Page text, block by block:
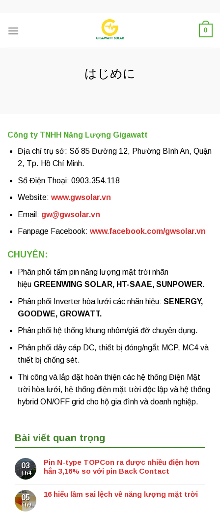
content
0
はじめに
Công ty TNHH Năng Lượng Gigawatt
Địa chỉ trụ sở: Số 85 Đường 12, Phường Bình An, Quận
2, Tp. Hồ Chí Minh.
Số Điện Thoại: 0903.354.118
Website: www.gwsolar.vn
Email: gw@gwsolar.vn
Fanpage Facebook: www.facebook.com/gwsolar.vn
CHUYÊN:
Phân phối tấm pin năng lượng mặt trời nhãn
hiệu GREENWING SOLAR, HT-SAAE, SUNPOWER.
Phân phối Inverter hòa lưới các nhãn hiệu: SENERGY,
GOODWE, GROWATT.
Phân phối hệ thống khung nhôm/giá đỡ chuyên dụng.
Phân phối dây cáp DC, thiết bị đóng/ngắt MCP, MC4 và
thiết bị chống sét.
Thi công và lắp đặt hoàn thiện các hệ thống Điện Mặt
trời hòa lưới, hệ thống điện mặt trời độc lập và hệ thống
hybrid ON/OFF grid cho hộ gia đình và doanh nghiệp.
Bài viết quan trọng
03
Th4
Pin N-type TOPCon ra được nhiều điện hơn
hẳn 3,16% so với pin Back Contact
05
Th9
16 hiểu lầm sai lệch về năng lượng mặt trời